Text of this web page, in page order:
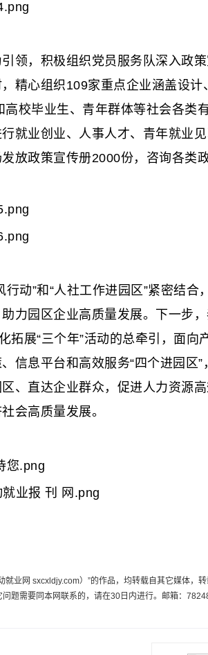
，积极组织党员服务队深入政策
精心组织109家重点企业涵盖设计
校毕业生、青年群体等社会各类
就业创业、人事人才、青年就业
放政策宣传册2000份，咨询各类
”和“人社工作进园区”紧密结合
力园区企业高质量发展。下一步
拓展“三个年”活动的总牵引，面向
信息平台和高效服务“四个进园区”
、直达企业群众，促进人力资源高
会高质量发展。
业网 sxcxldjy.com）”的作品，均转载自其它媒体，
题需要同本网联系的，请在30日内进行。邮箱：